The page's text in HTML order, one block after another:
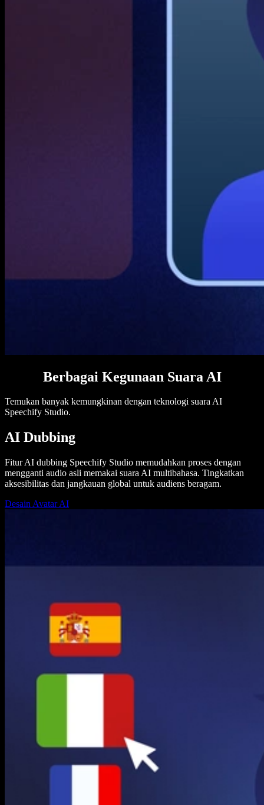
Berbagai Kegunaan Suara AI
Temukan banyak kemungkinan dengan teknologi suara AI
Speechify Studio.
AI Dubbing
Fitur AI dubbing Speechify Studio memudahkan proses dengan
mengganti audio asli memakai suara AI multibahasa. Tingkatkan
aksesibilitas dan jangkauan global untuk audiens beragam.
Desain Avatar AI